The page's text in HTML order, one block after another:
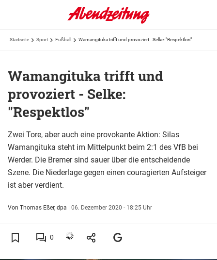
Startseite Sport Fußball Wamangituka trifft und provoziert - Selke: "Respektlos"
Wamangituka trifft und
provoziert - Selke:
"Respektlos"
Zwei Tore, aber auch eine provokante Aktion: Silas
Wamangituka steht im Mittelpunkt beim 2:1 des VfB bei
Werder. Die Bremer sind sauer über die entscheidende
Szene. Die Niederlage gegen einen couragierten Aufsteiger
ist aber verdient.
Von Thomas Eßer, dpa | 06. Dezember 2020 - 18:25 Uhr
0